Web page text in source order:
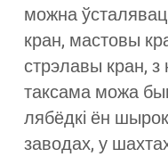
можна
кран, мастовы
стрэлавы кран, з
таксама можа
лябёдкі ён
заводах, у